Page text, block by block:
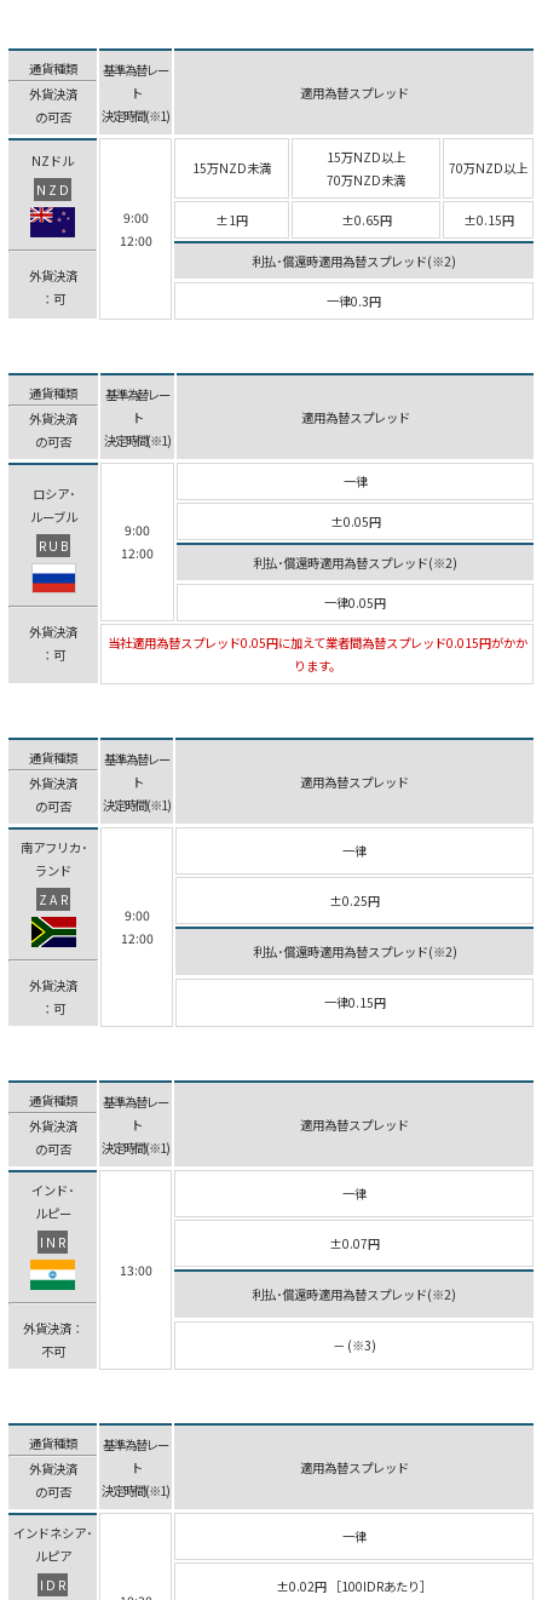
通貨種類
外貨決済
の可否
基準為替レー
ト
決定時間(※1)
適用為替スプレッド
NZドル
NZD
外貨決済
：可
9:00
12:00
15万NZD未満
15万NZD以上
70万NZD未満
70万NZD以上
±1円 ±0.65円 ±0.15円
利払･償還時適用為替スプレッド(※2)
一律0.3円
通貨種類
外貨決済
の可否
基準為替レー
ト
決定時間(※1)
適用為替スプレッド
ロシア･
ルーブル
RUB
外貨決済
：可
9:00
12:00
一律
±0.05円
利払･償還時適用為替スプレッド(※2)
一律0.05円
当社適用為替スプレッド0.05円に加えて業者間為替スプレッド0.015円がかか
ります。
通貨種類
外貨決済
の可否
基準為替レー
ト
決定時間(※1)
適用為替スプレッド
南アフリカ･
ランド
ZAR
外貨決済
：可
9:00
12:00
一律
±0.25円
利払･償還時適用為替スプレッド(※2)
一律0.15円
通貨種類
外貨決済
の可否
基準為替レー
ト
決定時間(※1)
適用為替スプレッド
インド･
ルピー
INR
外貨決済：
不可
13:00
一律
±0.07円
利払･償還時適用為替スプレッド(※2)
－ (※3)
通貨種類
外貨決済
の可否
基準為替レー
ト
決定時間(※1)
適用為替スプレッド
インドネシア･
ルピア
IDR
一律
±0.02円 ［100IDRあたり］